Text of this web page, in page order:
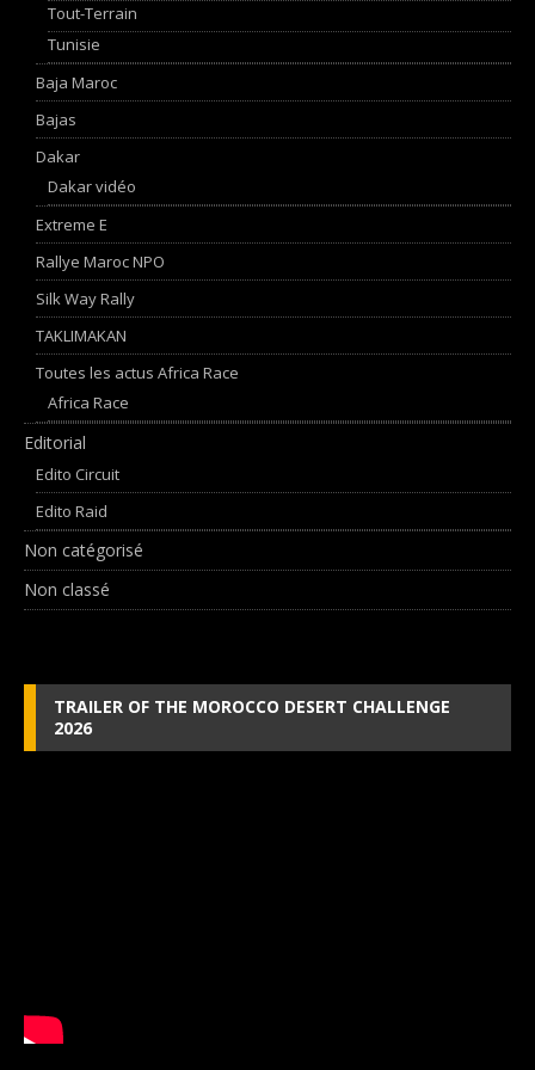
Tout-Terrain
Tunisie
Baja Maroc
Bajas
Dakar
Dakar vidéo
Extreme E
Rallye Maroc NPO
Silk Way Rally
TAKLIMAKAN
Toutes les actus Africa Race
Africa Race
Editorial
Edito Circuit
Edito Raid
Non catégorisé
Non classé
TRAILER OF THE MOROCCO DESERT CHALLENGE
2026